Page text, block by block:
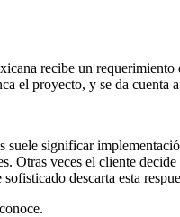
recibe un
el proyecto, y se da cuenta
suele significar
Otras veces el cliente
descarta esta